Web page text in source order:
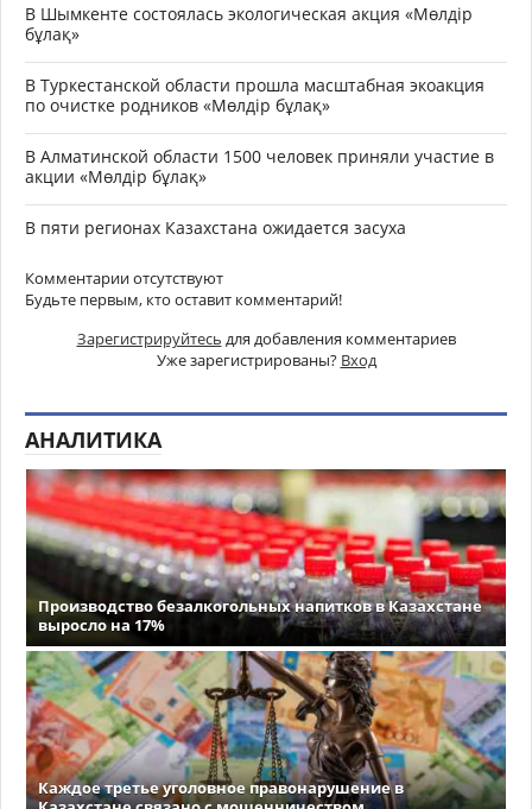
В Шымкенте состоялась экологическая акция «Мөлдір
бұлақ»
В Туркестанской области прошла масштабная экоакция
по очистке родников «Мөлдір бұлақ»
В Алматинской области 1500 человек приняли участие в
акции «Мөлдір бұлақ»
В пяти регионах Казахстана ожидается засуха
Комментарии отсутствуют
Будьте первым, кто оставит комментарий!
Зарегистрируйтесь для добавления комментариев
Уже зарегистрированы? Вход
АНАЛИТИКА
Производство безалкогольных напитков в Казахстане
выросло на 17%
Каждое третье уголовное правонарушение в